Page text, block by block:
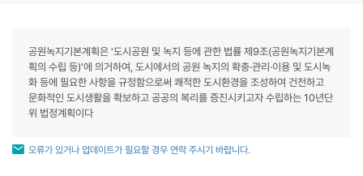
공원녹지기본계획은 '도시공원 및 녹지 등에 관한 법률 제9조(공원녹지기본계
획의 수립 등)'에 의거하여, 도시에서의 공원 녹지의 확충·관리·이용 및 도시녹
화 등에 필요한 사항을 규정함으로써 쾌적한 도시환경을 조성하여 건전하고
문화적인 도시생활을 확보하고 공공의 복리를 증진시키고자 수립하는 10년단
위 법정계획이다
오류가 있거나 업데이트가 필요할 경우 연락 주시기 바랍니다.